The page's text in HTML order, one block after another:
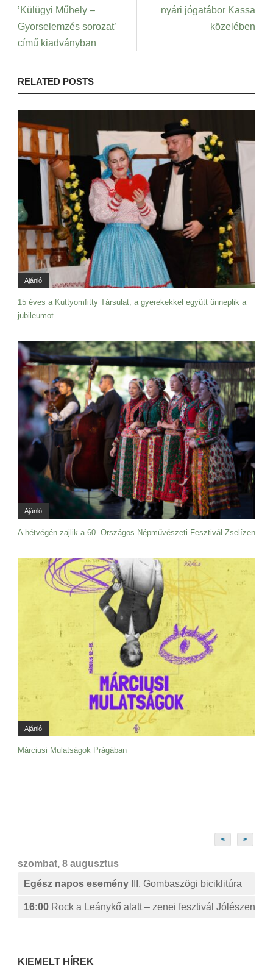
’Külügyi Műhely –
Gyorselemzés sorozat’
című kiadványban
nyári jógatábor Kassa
közelében
RELATED POSTS
Ajánló
15 éves a Kuttyomfitty Társulat, a gyerekekkel együtt ünneplik a
jubileumot
Ajánló
A hétvégén zajlik a 60. Országos Népművészeti Fesztivál Zselízen
Ajánló
Márciusi Mulatságok Prágában
< >
szombat, 8 augusztus
Egész napos esemény
III. Gombaszögi biciklitúra
16:00 Rock a Leánykő alatt – zenei fesztivál Jólészen
KIEMELT HÍREK